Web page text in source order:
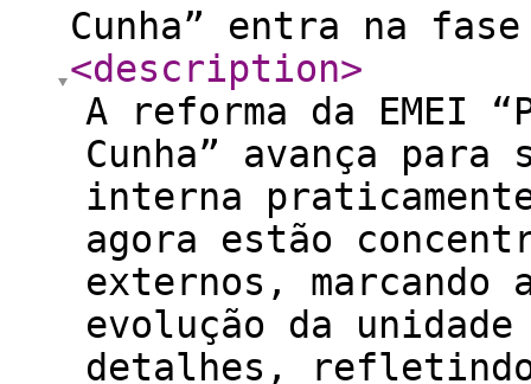
Cunha” entra na
<description>
A reforma da EMEI
Cunha” avança
interna
agora estão
externos,
evolução da
detalhes,